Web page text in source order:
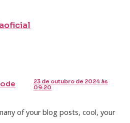
23 de outubro de 2024 às
09:20
of your blog posts, cool, your